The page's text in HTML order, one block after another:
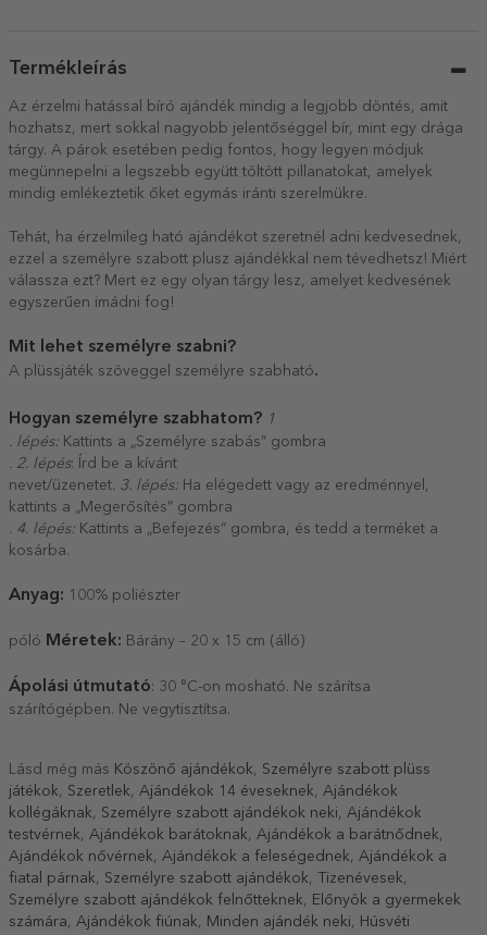
Termékleírás
Az érzelmi hatással bíró ajándék mindig a legjobb döntés, amit
hozhatsz, mert sokkal nagyobb jelentőséggel bír, mint egy drága
tárgy. A párok esetében pedig fontos, hogy legyen módjuk
megünnepelni a legszebb együtt töltött pillanatokat, amelyek
mindig emlékeztetik őket egymás iránti szerelmükre.
Tehát, ha érzelmileg ható ajándékot szeretnél adni kedvesednek,
ezzel a személyre szabott plusz ajándékkal nem tévedhetsz! Miért
válassza ezt? Mert ez egy olyan tárgy lesz, amelyet kedvesének
egyszerűen imádni fog!
Mit lehet személyre szabni?
A plüssjáték szöveggel személyre szabható.
Hogyan személyre szabhatom? 1
. lépés: Kattints a „Személyre szabás” gombra
. 2. lépés: Írd be a kívánt
nevet/üzenetet. 3. lépés: Ha elégedett vagy az eredménnyel,
kattints a „Megerősítés” gombra
. 4. lépés: Kattints a „Befejezés” gombra, és tedd a terméket a
kosárba.
Anyag: 100% poliészter
póló Méretek: Bárány – 20 x 15 cm (álló)
Ápolási útmutató: 30 °C-on mosható. Ne szárítsa
szárítógépben. Ne vegytisztítsa.
Lásd még más Köszönő ajándékok, Személyre szabott plüss
játékok, Szeretlek, Ajándékok 14 éveseknek, Ajándékok
kollégáknak, Személyre szabott ajándékok neki, Ajándékok
testvérnek, Ajándékok barátoknak, Ajándékok a barátnődnek,
Ajándékok nővérnek, Ajándékok a feleségednek, Ajándékok a
fiatal párnak, Személyre szabott ajándékok, Tizenévesek,
Személyre szabott ajándékok felnőtteknek, Előnyök a gyermekek
számára, Ajándékok fiúnak, Minden ajándék neki, Húsvéti